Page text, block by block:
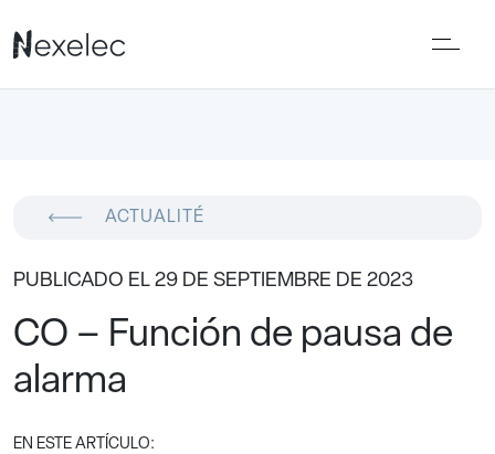
ACTUALITÉ
PUBLICADO EL 29 DE SEPTIEMBRE DE 2023
CO – Función de pausa de
alarma
EN ESTE ARTÍCULO: